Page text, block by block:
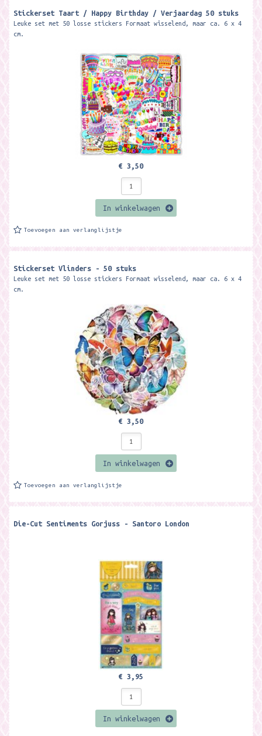
Stickerset Taart / Happy Birthday / Verjaardag 50 stuks
Leuke set met 50 losse stickers Formaat wisselend, maar ca. 6 x 4
cm.
€ 3,50
In winkelwagen
Toevoegen aan verlanglijstje
Stickerset Vlinders - 50 stuks
Leuke set met 50 losse stickers Formaat wisselend, maar ca. 6 x 4
cm.
€ 3,50
In winkelwagen
Toevoegen aan verlanglijstje
Die-Cut Sentiments Gorjuss - Santoro London
€ 3,95
In winkelwagen